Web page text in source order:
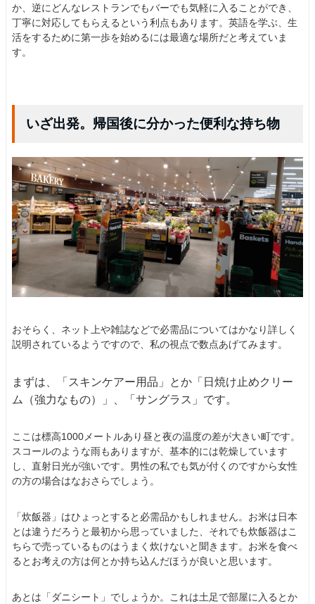
か、逆にどんなレストランでもバーでも気軽に入ることができ、
丁寧に対応してもらえるという利点もあります。英語を学ぶ、生
活をするために第一歩を始めるには最適な場所だと考えていま
す。
いざ出発。帰国後に分かった便利な持ち物
おそらく、ネット上や雑誌などで必需品についてはかなり詳しく
説明されているようですので、私の視点で数点あげてみます。
まずは、「スキンケアー用品」とか「日焼け止めクリー
ム（強力なもの）」、「サングラス」です。
ここは標高1000メートルあり昼と夜の温度の差が大きい町です。
スコールのような雨もありますが、基本的には乾燥しています
し、直射日光が強いです。男性の私でも気が付くのですから女性
の方の場合はなおさらでしょう。
「炊飯器」はひょっとすると必需品かもしれません。お米は日本
とは違うだろうと最初から思っていました、それでも炊飯器はこ
ちらで売っているものはうまく炊けないと聞きます。お米を食べ
るとお考えの方は何とか持ち込んだほうが良いと思います。
あとは「ダニシート」でしょうか。これは土足で部屋に入るとか